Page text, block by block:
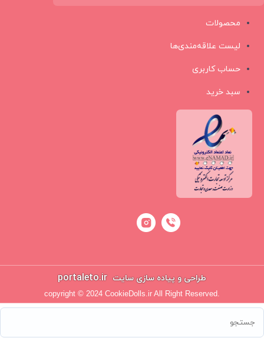
محصولات
لیست علاقه‌مندی‌ها
حساب کاربری
سبد خرید
طراحی و پیاده سازی سایت portaleto.ir
copyright © 2024 CookieDolls.ir All Right Reserved.